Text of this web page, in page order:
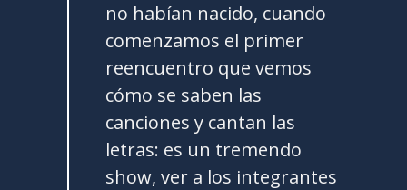
no habían nacido, cuando
comenzamos el primer
reencuentro que vemos
cómo se saben las
canciones y cantan las
letras: es un tremendo
show, ver a los integrantes